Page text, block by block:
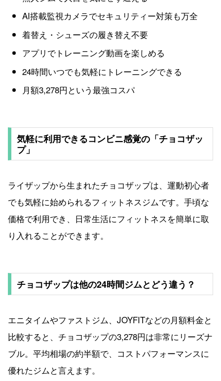
AI搭載監視カメラでセキュリティー対策も万全
着替え・シューズの履き替え不要
アプリでトレーニング動画を楽しめる
24時間いつでも気軽にトレーニングできる
月額3,278円という最強コスパ
気軽に利用できるコンビニ感覚の「チョコザッ
プ」
ライザップから生まれたチョコザップは、運動初心者
でも気軽に始められるフィットネスジムです。手頃な
価格で利用でき、日常生活にフィットネスを簡単に取
り入れることができます。
チョコザップは他の24時間ジムとどう違う？
エニタイムやファストジム、JOYFITなどの月額料金と
比較すると、チョコザップの3,278円は非常にリーズナ
ブル。平均相場の約半額で、コストパフォーマンスに
優れたジムと言えます。